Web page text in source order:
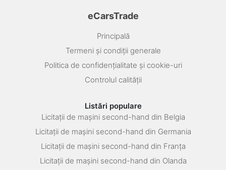
eCarsTrade
Principală
Termeni și condiții generale
Politica de confidențialitate și cookie-uri
Controlul calității
Listări populare
Licitații de mașini second-hand din Belgia
Licitații de mașini second-hand din Germania
Licitații de mașini second-hand din Franța
Licitații de mașini second-hand din Olanda